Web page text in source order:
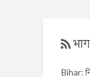
Bihar: